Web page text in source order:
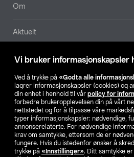
Vi bruker informasjonskapsler
Ved å trykke på «Godta alle
lagrer informasjonskapsler (cookies) og
din enhet i henhold til vår policy for
forbedre brukeropplevelsen din på vårt
nettstedet og for å tilpasse våre
typer informasjonskapsler: nødvendige,
annonserelaterte. For nødvendige
krav om samtykke, ettersom de er
fungere. Hvis du istedenfor ønsker å
trykke på «Innstillinger». Ditt samtykke
Om
Aktuelt
Våre selskaper
Finn din
SE NO